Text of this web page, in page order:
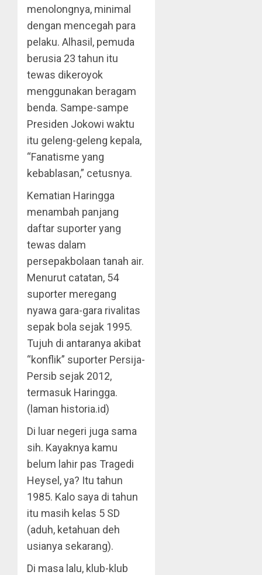
menolongnya, minimal
dengan mencegah para
pelaku. Alhasil, pemuda
berusia 23 tahun itu
tewas dikeroyok
menggunakan beragam
benda. Sampe-sampe
Presiden Jokowi waktu
itu geleng-geleng kepala,
“Fanatisme yang
kebablasan,” cetusnya.
Kematian Haringga
menambah panjang
daftar suporter yang
tewas dalam
persepakbolaan tanah air.
Menurut catatan, 54
suporter meregang
nyawa gara-gara rivalitas
sepak bola sejak 1995.
Tujuh di antaranya akibat
“konflik” suporter Persija-
Persib sejak 2012,
termasuk Haringga.
(laman historia.id)
Di luar negeri juga sama
sih. Kayaknya kamu
belum lahir pas Tragedi
Heysel, ya? Itu tahun
1985. Kalo saya di tahun
itu masih kelas 5 SD
(aduh, ketahuan deh
usianya sekarang).
Di masa lalu, klub-klub